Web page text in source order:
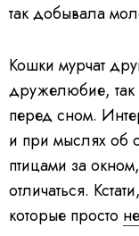
так добывала
Кошки мурчат
дружелюбие, так
перед сном.
и при мыслях об
птицами за
отличаться.
которые просто